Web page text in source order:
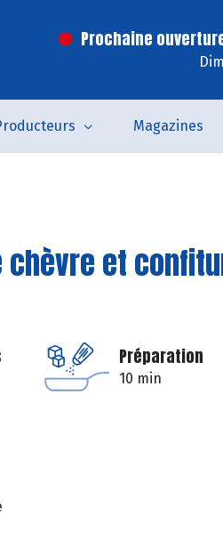
Prochaine
Magazines
chèvre et
Préparation
10 min